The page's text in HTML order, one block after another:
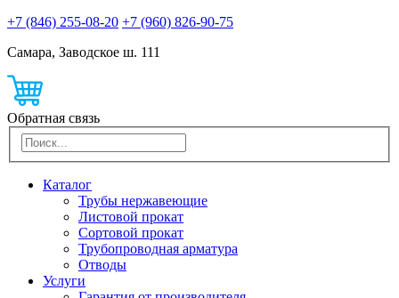
+7 (846) 255-08-20 +7 (960) 826-90-75
Самара, Заводское ш. 111
Обратная связь
Каталог
Трубы нержавеющие
Листовой прокат
Сортовой прокат
Трубопроводная арматура
Отводы
Услуги